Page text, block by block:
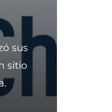
sus
sitio